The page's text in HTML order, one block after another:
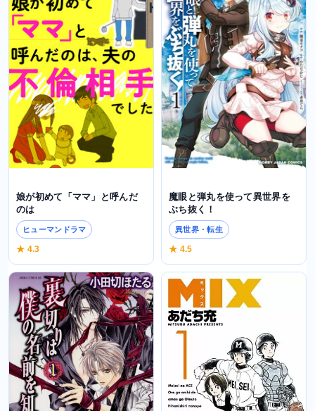
娘が初めて「ママ」と呼んだ
のは
ヒューマンドラマ
★ 4.3
魔眼と弾丸を使って異世界を
ぶち抜く！
異世界・転生
★ 4.5